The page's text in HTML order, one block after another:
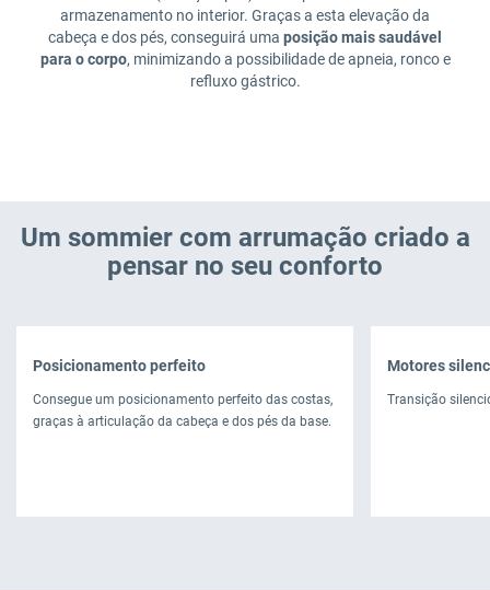
armazenamento no interior. Graças a esta elevação da
cabeça e dos pés, conseguirá uma posição mais saudável
para o corpo, minimizando a possibilidade de apneia, ronco e
refluxo gástrico.
Um sommier com arrumação criado a
pensar no seu conforto
Posicionamento perfeito
Consegue um posicionamento perfeito das costas,
graças à articulação da cabeça e dos pés da base.
Motores
Transição